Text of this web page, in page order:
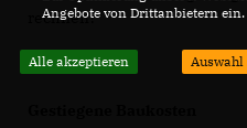
rechnen?
Angebote von Drittanbietern ein.
Alle akzeptieren Auswahl